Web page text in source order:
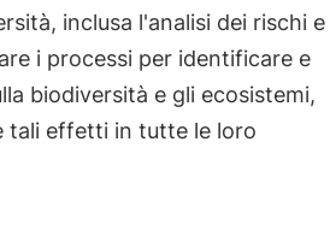
inclusa l'analisi dei rischi e
i processi per identificare e
biodiversità e gli ecosistemi,
tali effetti in tutte le loro